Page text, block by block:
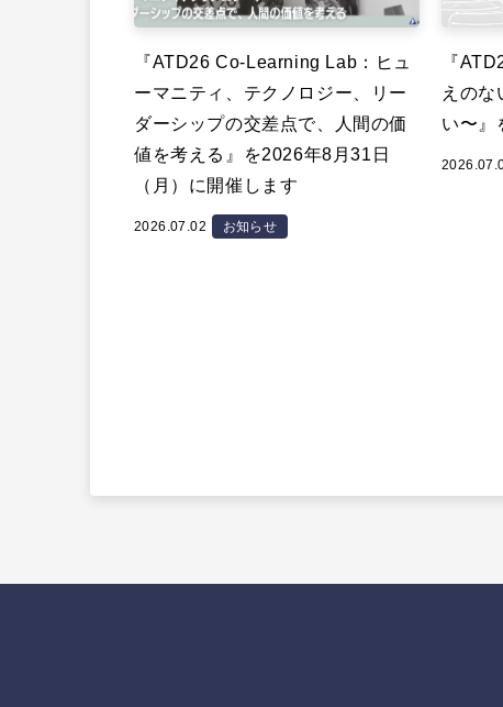
『ATD26 Co-Learning Lab：ヒュ
ーマニティ、テクノロジー、リー
ダーシップの交差点で、人間の価
値を考える』を2026年8月31日
（月）に開催します
2026.07.02 お知らせ
『
えのな
い〜』
り